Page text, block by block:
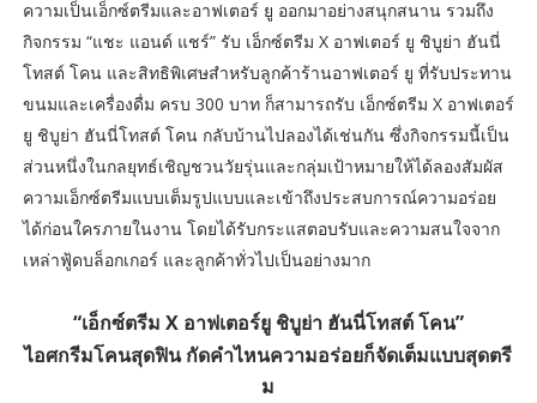
ความเป็นเอ็กซ์ตรีมและอาฟเตอร์ ยู ออกมาอย่างสนุกสนาน รวมถึง
กิจกรรม “แชะ แอนด์ แชร์” รับ เอ็กซ์ตรีม X อาฟเตอร์ ยู ชิบูย่า ฮันนี่
โทสต์ โคน และสิทธิพิเศษสำหรับลูกค้าร้านอาฟเตอร์ ยู ที่รับประทาน
ขนมและเครื่องดื่ม ครบ 300 บาท ก็สามารถรับ เอ็กซ์ตรีม X อาฟเตอร์
ยู ชิบูย่า ฮันนี่โทสต์ โคน กลับบ้านไปลองได้เช่นกัน ซึ่งกิจกรรมนี้เป็น
ส่วนหนึ่งในกลยุทธ์เชิญชวนวัยรุ่นและกลุ่มเป้าหมายให้ได้ลองสัมผัส
ความเอ็กซ์ตรีมแบบเต็มรูปแบบและเข้าถึงประสบการณ์ความอร่อย
ได้ก่อนใครภายในงาน โดยได้รับกระแสตอบรับและความสนใจจาก
เหล่าฟู้ดบล็อกเกอร์ และลูกค้าทั่วไปเป็นอย่างมาก
“เอ็กซ์ตรีม X อาฟเตอร์ยู ชิบูย่า ฮันนี่โทสต์ โคน”
ไอศกรีมโคนสุดฟิน กัดคำไหนความอร่อยก็จัดเต็มแบบสุดตรี
ม